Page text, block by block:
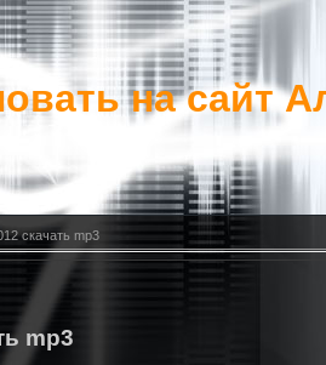
на сайт
скачать mp3
mp3